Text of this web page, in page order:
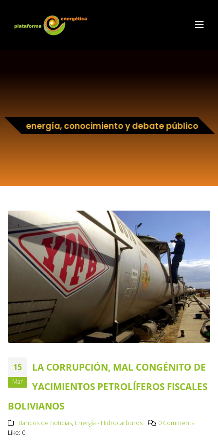
energía, conocimiento y debate público
15
Mar
LA CORRUPCIÓN, MAL CONGÉNITO DE
YACIMIENTOS PETROLÍFEROS FISCALES
BOLIVIANOS
Bancos de noticias, Energía - Hidrocarburos
0 Comments
Like: 0